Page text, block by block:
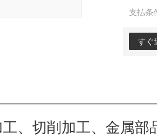
支払条
すぐ
、切削加工、金属部